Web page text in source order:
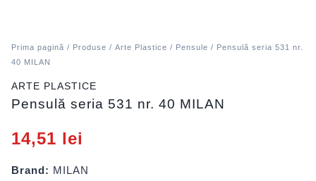
Prima pagină / Produse / Arte Plastice / Pensule / Pensulă seria 531 nr.
40 MILAN
ARTE PLASTICE
Pensulă seria 531 nr. 40 MILAN
14,51 lei
Brand: MILAN